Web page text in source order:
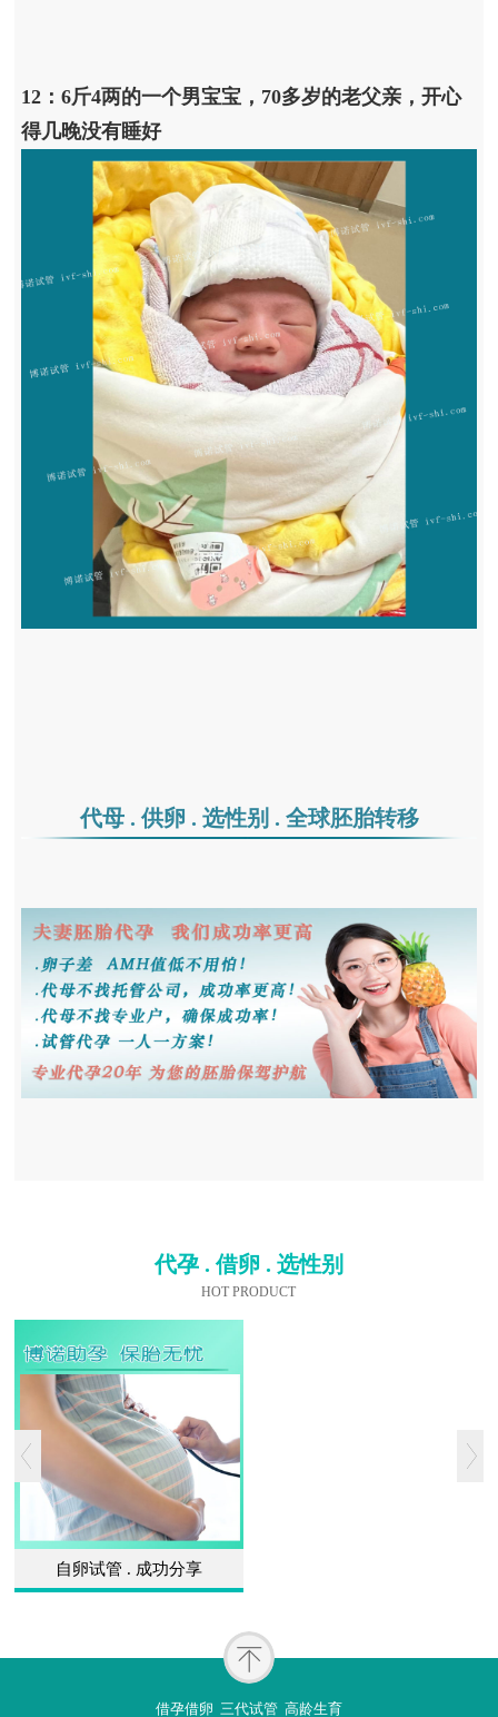
12：6斤4两的一个男宝宝，70多岁的老父亲，开心
得几晚没有睡好
代母 . 供卵 . 选性别 . 全球胚胎转移
代孕 . 借卵 . 选性别
HOT PRODUCT
自卵试管 . 成功分享
借孕借卵 三代试管 高龄生育